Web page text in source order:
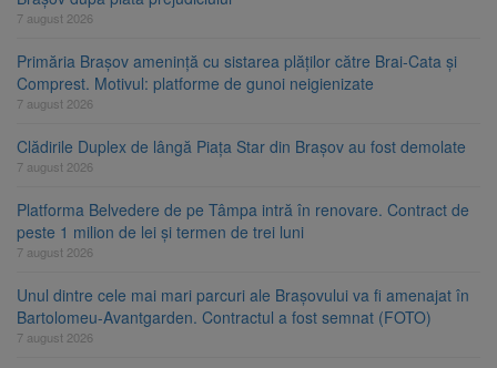
7 august 2026
Primăria Brașov amenință cu sistarea plăților către Brai-Cata și
Comprest. Motivul: platforme de gunoi neigienizate
7 august 2026
Clădirile Duplex de lângă Piața Star din Brașov au fost demolate
7 august 2026
Platforma Belvedere de pe Tâmpa intră în renovare. Contract de
peste 1 milion de lei și termen de trei luni
7 august 2026
Unul dintre cele mai mari parcuri ale Brașovului va fi amenajat în
Bartolomeu-Avantgarden. Contractul a fost semnat (FOTO)
7 august 2026